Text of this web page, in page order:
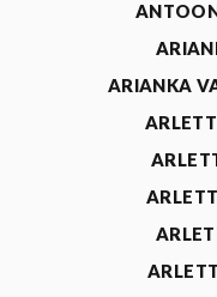
ARIANKA